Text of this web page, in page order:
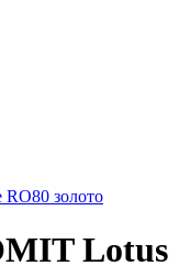
Lotus